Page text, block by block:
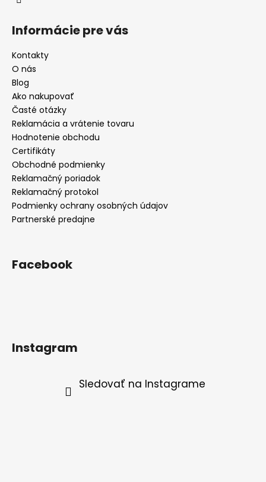
Informácie pre vás
Kontakty
O nás
Blog
Ako nakupovať
Časté otázky
Reklamácia a vrátenie tovaru
Hodnotenie obchodu
Certifikáty
Obchodné podmienky
Reklamačný poriadok
Reklamačný protokol
Podmienky ochrany osobných údajov
Partnerské predajne
Facebook
Instagram
Sledovať na Instagrame